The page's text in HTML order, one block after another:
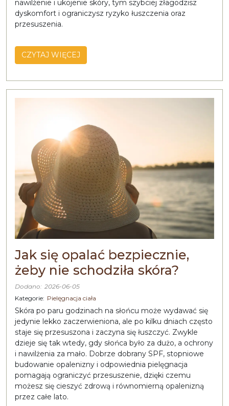
nawilżenie i ukojenie skóry, tym szybciej złagodzisz
dyskomfort i ograniczysz ryzyko łuszczenia oraz
przesuszenia.
CZYTAJ WIĘCEJ
Jak się opalać bezpiecznie,
żeby nie schodziła skóra?
Dodano: 2026-06-05
Kategorie: Pielęgnacja ciała
Skóra po paru godzinach na słońcu może wydawać się
jedynie lekko zaczerwieniona, ale po kilku dniach często
staje się przesuszona i zaczyna się łuszczyć. Zwykle
dzieje się tak wtedy, gdy słońca było za dużo, a ochrony
i nawilżenia za mało. Dobrze dobrany SPF, stopniowe
budowanie opalenizny i odpowiednia pielęgnacja
pomagają ograniczyć przesuszenie, dzięki czemu
możesz się cieszyć zdrową i równomierną opalenizną
przez całe lato.